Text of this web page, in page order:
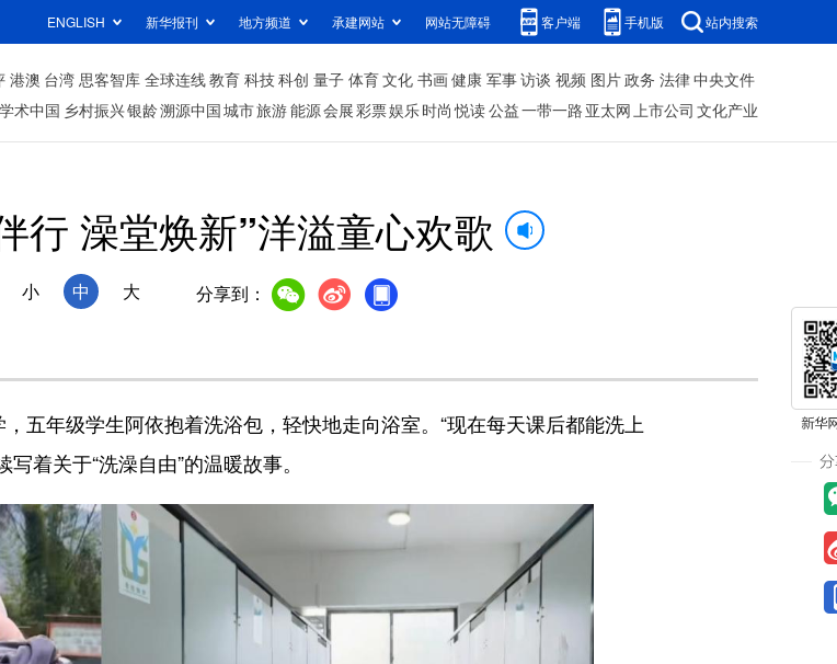
ENGLISH 新华报刊 地方频道 承建网站 网站无障碍 客户端 手机版 站内搜索
港澳 台湾 思客智库 全球连线教育 科技科创 量子 体育文化 书画健康 军事访谈 视频 图片政务 法律中央文件
学术中国 乡村振兴银龄溯源中国城市旅游能源会展彩票娱乐时尚 悦读公益一带一路 亚太网上市公司 文化产业
行 澡堂焕新”洋溢童心欢歌
小 中 大 分享到：
年级学生阿依抱着洗浴包，轻快地走向浴室。“现在每天课后都能洗上
着关于“洗澡自由”的温暖故事。